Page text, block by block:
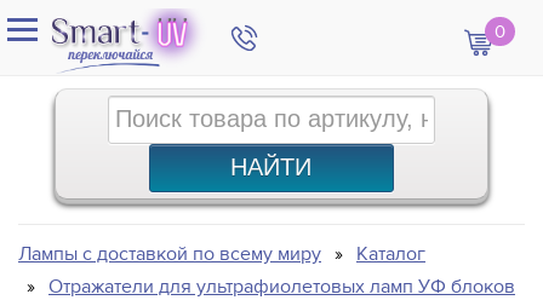
0
Лампы с доставкой по всему миру
Каталог
Отражатели для ультрафиолетовых ламп УФ блоков